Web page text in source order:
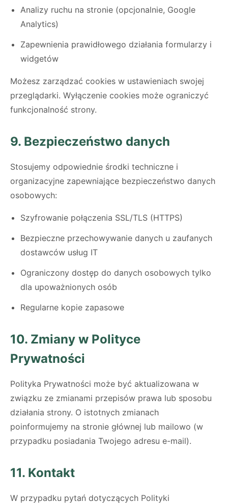
Analizy ruchu na stronie (opcjonalnie, Google
Analytics)
Zapewnienia prawidłowego działania formularzy i
widgetów
Możesz zarządzać cookies w ustawieniach swojej
przeglądarki. Wyłączenie cookies może ograniczyć
funkcjonalność strony.
9. Bezpieczeństwo danych
Stosujemy odpowiednie środki techniczne i
organizacyjne zapewniające bezpieczeństwo danych
osobowych:
Szyfrowanie połączenia SSL/TLS (HTTPS)
Bezpieczne przechowywanie danych u zaufanych
dostawców usług IT
Ograniczony dostęp do danych osobowych tylko
dla upoważnionych osób
Regularne kopie zapasowe
10. Zmiany w Polityce
Prywatności
Polityka Prywatności może być aktualizowana w
związku ze zmianami przepisów prawa lub sposobu
działania strony. O istotnych zmianach
poinformujemy na stronie głównej lub mailowo (w
przypadku posiadania Twojego adresu e-mail).
11. Kontakt
W przypadku pytań dotyczących Polityki